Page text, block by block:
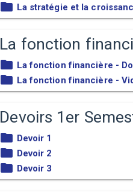
La stratégie et la
La fonction
La fonction financière -
La fonction financière -
Devoirs 1er
Devoir 1
Devoir 2
Devoir 3